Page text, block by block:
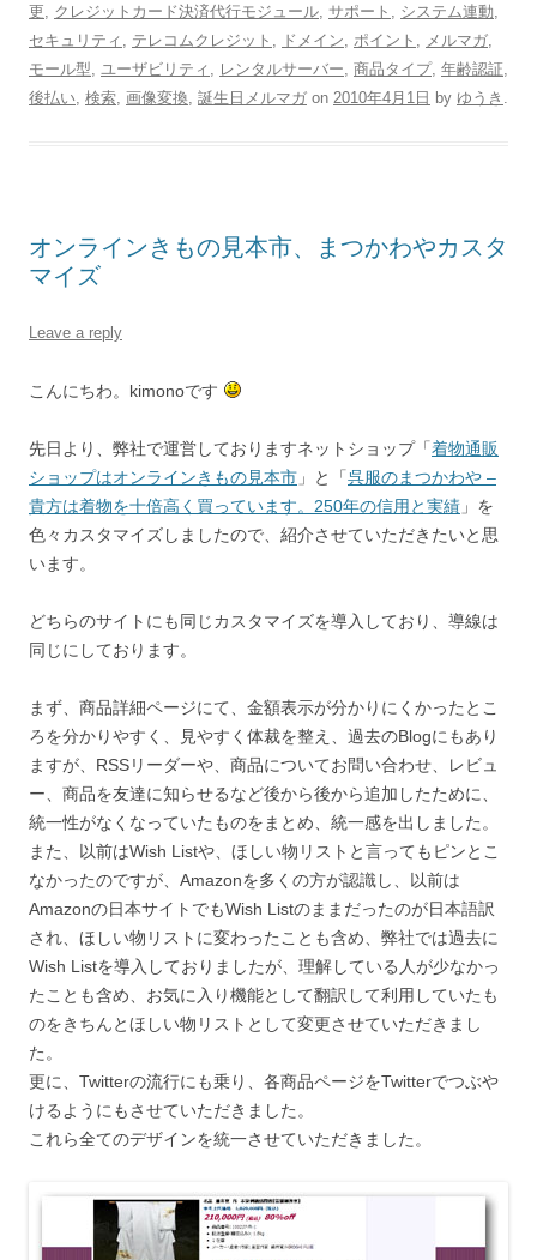
更
クレジットカード決済代行モジュール サポート システム連動
セキュリティ
テレコムクレジット ドメイン ポイント メルマガ
モール型
ユーザビリティ レンタルサーバー 商品タイプ, 年齢認証
後払い 検索 画像変換 誕生日メルマガ on 2010年4月1日 by ゆうき
オンラインきもの見本市、まつかわやカスタ
マイズ
Leave a reply
こんにちわ。kimonoです
先日より、弊社で運営しておりますネットショップ「着物通販
ショップはオンラインきもの見本市 」と「呉服のまつかわや –
貴方は着物を十倍高く買っています。250年の信用と実績 」を
色々カスタマイズしましたので、紹介させていただきたいと思
います。
どちらのサイトにも同じカスタマイズを導入しており、導線は
同じにしております。
まず、商品詳細ページにて、金額表示が分かりにくかったとこ
ろを分かりやすく、見やすく体裁を整え、過去のBlogにもあり
ますが、RSSリーダーや、商品についてお問い合わせ、レビュ
ー、商品を友達に知らせるなど後から後から追加したために、
統一性がなくなっていたものをまとめ、統一感を出しました。
また、以前はWish Listや、ほしい物リストと言ってもピンとこ
なかったのですが、Amazonを多くの方が認識し、以前は
Amazonの日本サイトでもWish Listのままだったのが日本語訳
され、ほしい物リストに変わったことも含め、弊社では過去に
Wish Listを導入しておりましたが、理解している人が少なかっ
たことも含め、お気に入り機能として翻訳して利用していたも
のをきちんとほしい物リストとして変更させていただきまし
た。
更に、Twitterの流行にも乗り、各商品ページをTwitterでつぶや
けるようにもさせていただきました。
これら全てのデザインを統一させていただきました。